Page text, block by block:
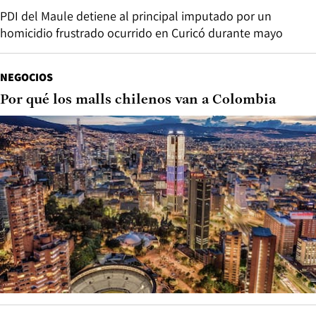
PDI del Maule detiene al principal imputado por un
homicidio frustrado ocurrido en Curicó durante mayo
NEGOCIOS
Por qué los malls chilenos van a Colombia